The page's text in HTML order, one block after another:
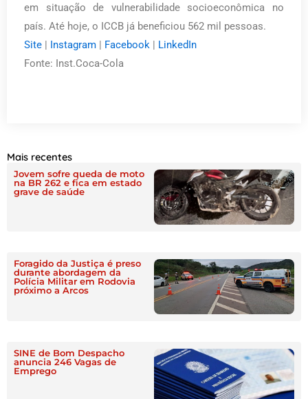
em situação de vulnerabilidade socioeconômica no
país. Até hoje, o ICCB já beneficiou 562 mil pessoas.
Site | Instagram | Facebook | LinkedIn
Fonte: Inst.Coca-Cola
Mais recentes
Jovem sofre queda de moto
na BR 262 e fica em estado
grave de saúde
Foragido da Justiça é preso
durante abordagem da
Polícia Militar em Rodovia
próximo a Arcos
SINE de Bom Despacho
anuncia 246 Vagas de
Emprego